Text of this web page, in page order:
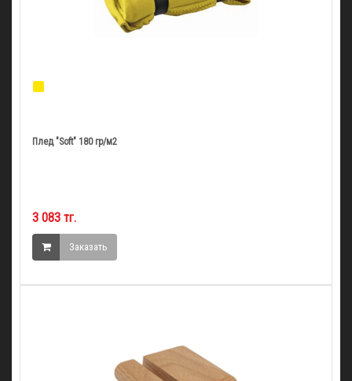
Плед "Soft" 180 гр/м2
3 083 тг.
Заказать